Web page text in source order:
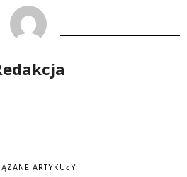
ARTYKUŁY